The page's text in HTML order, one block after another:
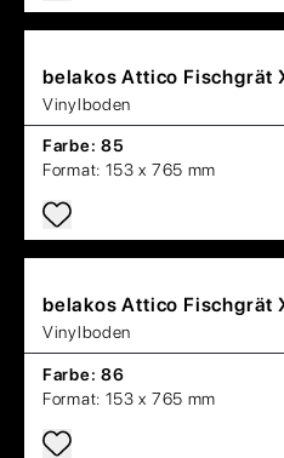
belakosAttico Fischgrät
Vinylboden
Farbe: 85
Format: 153 x 765 mm
belakosAttico Fischgrät
Vinylboden
Farbe: 86
Format: 153 x 765 mm